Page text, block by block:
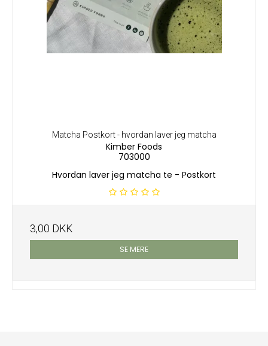
Matcha Postkort - hvordan laver jeg matcha
Kimber Foods
703000
Hvordan laver jeg matcha te - Postkort
3,00 DKK
SE MERE